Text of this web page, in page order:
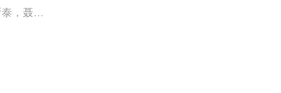
诗以歌，将心事慢慢说 夜阑人静，倾听他的故事，诉说你的心事余光中，海子，舒婷，洛夫，普希金，托尔斯泰，聂鲁达，席慕容，歌德，颗颗都是璀璨的明珠，诗坛的泰斗，久经岁月的沉淀，他们被选择，被记住，被歌颂，被倾听。